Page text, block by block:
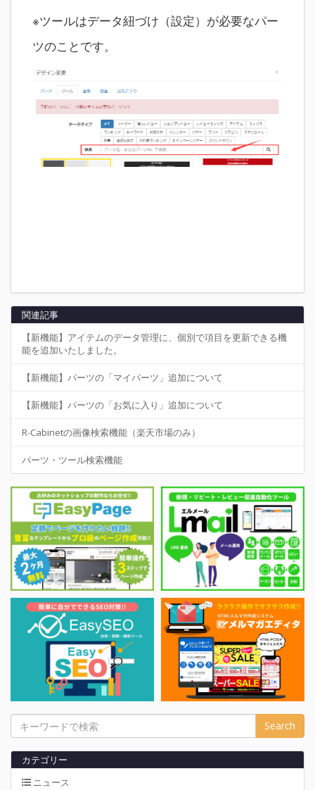
※ツールはデータ紐づけ（設定）が必要なパー
ツのことです。
関連記事
【新機能】アイテムのデータ管理に、個別で項目を更新できる機
能を追加いたしました。
【新機能】パーツの「マイパーツ」追加について
【新機能】パーツの「お気に入り」追加について
R-Cabinetの画像検索機能（楽天市場のみ）
パーツ・ツール検索機能
カテゴリー
ニュース